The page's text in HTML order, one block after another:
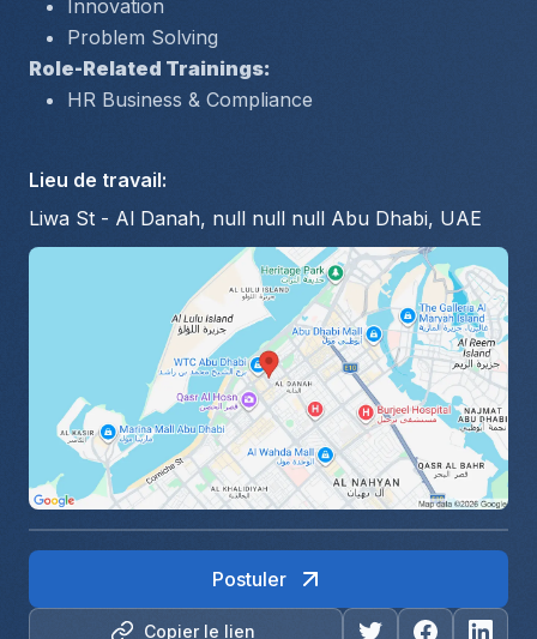
Innovation
Problem Solving
Role-Related Trainings:
HR Business & Compliance
Lieu de travail:
Liwa St - Al Danah, null null null Abu Dhabi, UAE
Copier le lien
Postuler